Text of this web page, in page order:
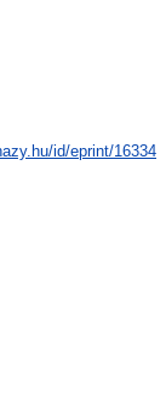
id/eprint/16334